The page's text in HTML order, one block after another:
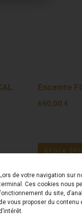
de votre navigation sur
Ces cookies nous
du site,
vous proposer du
Enceinte
690,00 €
STOCK